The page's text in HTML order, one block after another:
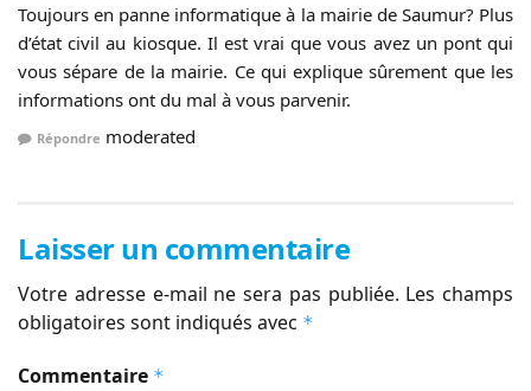
Toujours en panne informatique à la mairie de Saumur? Plus
d’état civil au kiosque. Il est vrai que vous avez un pont qui
vous sépare de la mairie. Ce qui explique sûrement que les
informations ont du mal à vous parvenir.
Répondre moderated
Laisser un commentaire
Votre adresse e-mail ne sera pas publiée. Les champs
obligatoires sont indiqués avec *
Commentaire *